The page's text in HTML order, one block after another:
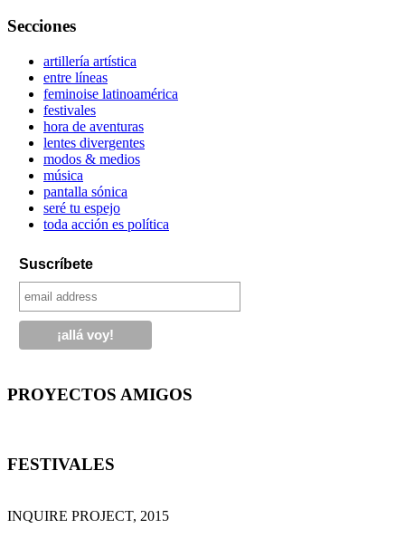
Secciones
artillería artística
entre líneas
feminoise latinoamérica
festivales
hora de aventuras
lentes divergentes
modos & medios
música
pantalla sónica
seré tu espejo
toda acción es política
Suscríbete
PROYECTOS AMIGOS
FESTIVALES
INQUIRE PROJECT, 2015